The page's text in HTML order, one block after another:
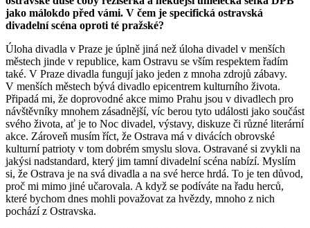
jako málokdo před vámi. V čem je specifická ostravská
divadelní scéna oproti té pražské?
Úloha divadla v Praze je úplně jiná než úloha divadel v menších
městech jinde v republice, kam Ostravu se vším respektem řadím
také. V Praze divadla fungují jako jeden z mnoha zdrojů zábavy.
V menších městech bývá divadlo epicentrem kulturního života.
Připadá mi, že doprovodné akce mimo Prahu jsou v divadlech pro
návštěvníky mnohem zásadnější, víc berou tyto události jako součást
svého života, ať je to Noc divadel, výstavy, diskuze či různé literární
akce. Zároveň musím říct, že Ostrava má v divácích obrovské
kulturní patrioty v tom dobrém smyslu slova. Ostravané si zvykli na
jakýsi nadstandard, který jim tamní divadelní scéna nabízí. Myslím
si, že Ostrava je na svá divadla a na své herce hrdá. To je ten důvod,
proč mi mimo jiné učarovala. A když se podíváte na řadu herců,
které bychom dnes mohli považovat za hvězdy, mnoho z nich
pochází z Ostravska.